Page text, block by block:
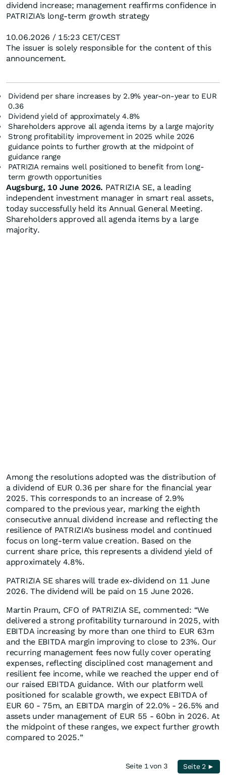
dividend increase; management reaffirms confidence in
PATRIZIA’s long-term growth strategy
10.06.2026 / 15:23 CET/CEST
The issuer is solely responsible for the content of this
announcement.
Dividend per share increases by 2.9% year-on-year to EUR
0.36
Dividend yield of approximately 4.8%
Shareholders approve all agenda items by a large majority
Strong profitability improvement in 2025 while 2026
guidance points to further growth at the midpoint of
guidance range
PATRIZIA remains well positioned to benefit from long-
term growth opportunities
Augsburg, 10 June 2026. PATRIZIA SE, a leading
independent investment manager in smart real assets,
today successfully held its Annual General Meeting.
Shareholders approved all agenda items by a large
majority.
Among the resolutions adopted was the distribution of
a dividend of EUR 0.36 per share for the financial year
2025. This corresponds to an increase of 2.9%
compared to the previous year, marking the eighth
consecutive annual dividend increase and reflecting the
resilience of PATRIZIA’s business model and continued
focus on long-term value creation. Based on the
current share price, this represents a dividend yield of
approximately 4.8%.
PATRIZIA SE shares will trade ex-dividend on 11 June
2026. The dividend will be paid on 15 June 2026.
Martin Praum, CFO of PATRIZIA SE, commented: “We
delivered a strong profitability turnaround in 2025, with
EBITDA increasing by more than one third to EUR 63m
and the EBITDA margin improving to close to 23%. Our
recurring management fees now fully cover operating
expenses, reflecting disciplined cost management and
resilient fee income, while we reached the upper end of
our raised EBITDA guidance. With our platform well
positioned for scalable growth, we expect EBITDA of
EUR 60 - 75m, an EBITDA margin of 22.0% - 26.5% and
assets under management of EUR 55 - 60bn in 2026. At
the midpoint of these ranges, we expect further growth
compared to 2025.”
Seite 1 von 3 Seite 2 ►